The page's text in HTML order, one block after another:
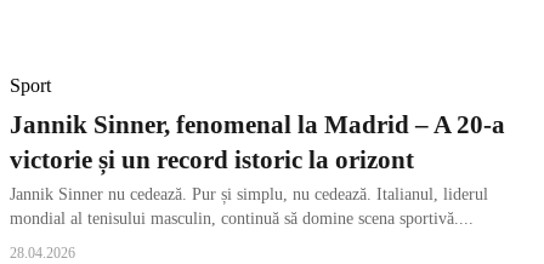
Sport
Jannik Sinner, fenomenal la Madrid – A 20-a
victorie și un record istoric la orizont
Jannik Sinner nu cedează. Pur și simplu, nu cedează. Italianul, liderul
mondial al tenisului masculin, continuă să domine scena sportivă....
28.04.2026